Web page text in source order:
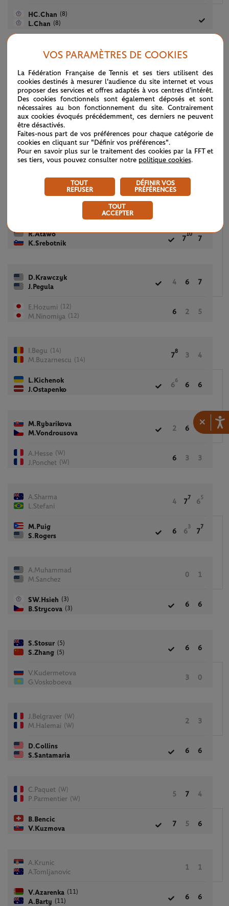
×
HC.Chan (8)
L.Chan (8)
E.Mertens (6)
T.Maria
H.Watson
3 2
A.Droguet (W)
S.Janicijevic (W)
2 2
O.Kalashnikova
6
R.Atawo
K.Srebotnik
7
10
7
D.Krawczyk
J.Pegula
4 6 7
E.Hozumi (12)
M.Ninomiya (12)
6 2 5
I.Begu (14)
M.Buzarnescu (14)
7
8
3 4
L.Kichenok
J.Ostapenko
6
6
6 6
M.Rybarikova
M.Vondrousova
2 6
A.Hesse (W)
J.Ponchet (W)
6 3 3
A.Sharma
L.Stefani
4 7
7
6
5
M.Puig
S.Rogers
6 6
3
7
7
A.Muhammad
M.Sanchez
0 1
SW.Hsieh (3)
B.Strycova (3)
6 6
S.Stosur (5)
S.Zhang (5)
6 6
V.Kudermetova
G.Voskoboeva
3 0
J.Belgraver (W)
M.Halemai (W)
2 3
D.Collins
S.Santamaria
6 6
C.Paquet (W)
P.Parmentier (W)
5 7 4
B.Bencic
V.Kuzmova
7 5 6
A.Krunic
A.Tomljanovic
1 1
V.Azarenka (11)
A.Barty (11)
6 6
VOS PARAMÈTRES DE COOKIES
La Fédération Française de Tennis et ses tiers utilisent des
cookies destinés à mesurer l'audience du site internet et vous
proposer des services et offres adaptés à vos centres d'intérêt.
Des cookies fonctionnels sont également déposés et sont
nécessaires au bon fonctionnement du site. Contrairement
aux cookies évoqués précédemment, ces derniers ne peuvent
être désactivés.
Faites-nous part de vos préférences pour chaque catégorie de
cookies en cliquant sur "Définir vos préférences".
Pour en savoir plus sur le traitement des cookies par la FFT et
ses tiers, vous pouvez consulter notre politique cookies.
TOUT
REFUSER
DÉFINIR VOS
PRÉFÉRENCES
TOUT
ACCEPTER